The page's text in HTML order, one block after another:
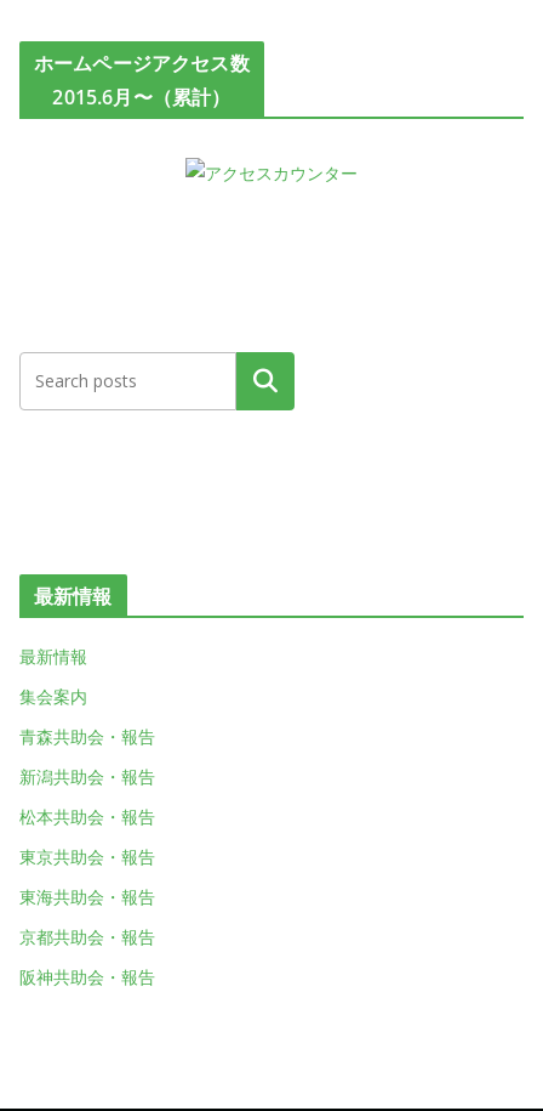
ホームページアクセス数
2015.6月〜（累計）
検索
最新情報
最新情報
集会案内
青森共助会・報告
新潟共助会・報告
松本共助会・報告
東京共助会・報告
東海共助会・報告
京都共助会・報告
阪神共助会・報告